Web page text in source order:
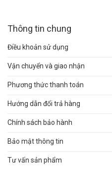
Thông tin chung
Điều khoản sử dụng
Vận chuyển và giao nhận
Phương thức thanh toán
Hướng dẫn đổi trả hàng
Chính sách bảo hành
Bảo mật thông tin
Tư vấn sản phẩm